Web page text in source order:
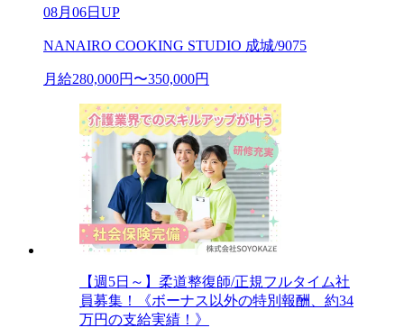
08月06日UP
NANAIRO COOKING STUDIO 成城/9075
月給280,000円〜350,000円
【週5日～】柔道整復師/正規フルタイム社
員募集！《ボーナス以外の特別報酬、約34
万円の支給実績！》